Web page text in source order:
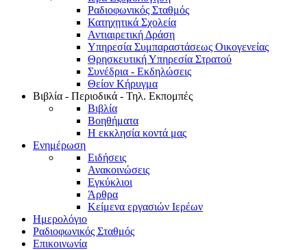
Ραδιοφωνικός Σταθμός
Κατηχητικά Σχολεία
Αντιαιρετική Δράση
Υπηρεσία Συμπαραστάσεως Οικογενείας
Θρησκευτική Υπηρεσία Στρατού
Συνέδρια - Εκδηλώσεις
Θείον Κήρυγμα
Βιβλία - Περιοδικά - Τηλ. Εκπομπές
Βιβλία
Βοηθήματα
Η εκκλησία κοντά μας
Ενημέρωση
Ειδήσεις
Ανακοινώσεις
Εγκύκλιοι
Άρθρα
Κείμενα εργασιών Ιερέων
Ημερολόγιο
Ραδιοφωνικός Σταθμός
Επικοινωνία